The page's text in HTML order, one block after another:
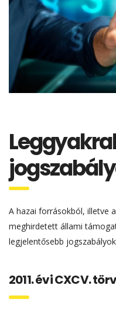
A hazai forrásokból, illetve
meghirdetett állami
legjelentősebb
2011. évi CXCV.